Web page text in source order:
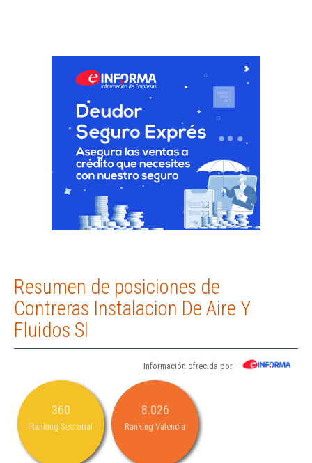
Resumen de posiciones de
Contreras Instalacion De Aire Y
Fluidos Sl
Información ofrecida por
360
Ranking Sectorial
8.026
Ranking Valencia